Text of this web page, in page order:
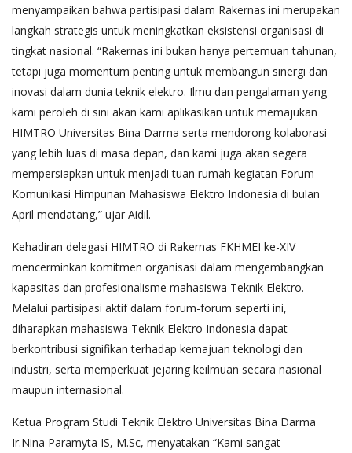
menyampaikan bahwa partisipasi dalam Rakernas ini merupakan
langkah strategis untuk meningkatkan eksistensi organisasi di
tingkat nasional. “Rakernas ini bukan hanya pertemuan tahunan,
tetapi juga momentum penting untuk membangun sinergi dan
inovasi dalam dunia teknik elektro. Ilmu dan pengalaman yang
kami peroleh di sini akan kami aplikasikan untuk memajukan
HIMTRO Universitas Bina Darma serta mendorong kolaborasi
yang lebih luas di masa depan, dan kami juga akan segera
mempersiapkan untuk menjadi tuan rumah kegiatan Forum
Komunikasi Himpunan Mahasiswa Elektro Indonesia di bulan
April mendatang,” ujar Aidil.
Kehadiran delegasi HIMTRO di Rakernas FKHMEI ke-XIV
mencerminkan komitmen organisasi dalam mengembangkan
kapasitas dan profesionalisme mahasiswa Teknik Elektro.
Melalui partisipasi aktif dalam forum-forum seperti ini,
diharapkan mahasiswa Teknik Elektro Indonesia dapat
berkontribusi signifikan terhadap kemajuan teknologi dan
industri, serta memperkuat jejaring keilmuan secara nasional
maupun internasional.
Ketua Program Studi Teknik Elektro Universitas Bina Darma
Ir.Nina Paramyta IS, M.Sc, menyatakan “Kami sangat